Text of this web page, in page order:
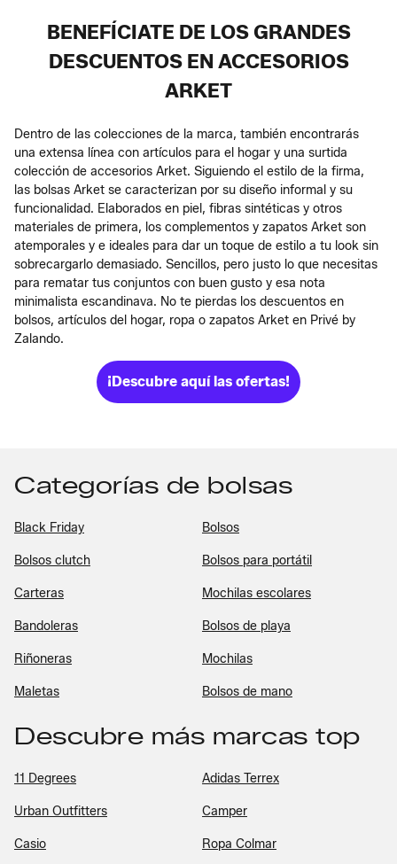
BENEFÍCIATE DE LOS GRANDES
DESCUENTOS EN ACCESORIOS
ARKET
Dentro de las colecciones de la marca, también encontrarás
una extensa línea con artículos para el hogar y una surtida
colección de accesorios Arket. Siguiendo el estilo de la firma,
las bolsas Arket se caracterizan por su diseño informal y su
funcionalidad. Elaborados en piel, fibras sintéticas y otros
materiales de primera, los complementos y zapatos Arket son
atemporales y e ideales para dar un toque de estilo a tu look sin
sobrecargarlo demasiado. Sencillos, pero justo lo que necesitas
para rematar tus conjuntos con buen gusto y esa nota
minimalista escandinava. No te pierdas los descuentos en
bolsos, artículos del hogar, ropa o zapatos Arket en Privé by
Zalando.
¡Descubre aquí las ofertas!
Categorías de bolsas
Black Friday Bolsos
Bolsos clutch Bolsos para portátil
Carteras Mochilas escolares
Bandoleras Bolsos de playa
Riñoneras Mochilas
Maletas Bolsos de mano
Descubre más marcas top
11 Degrees Adidas Terrex
Urban Outfitters Camper
Casio Ropa Colmar